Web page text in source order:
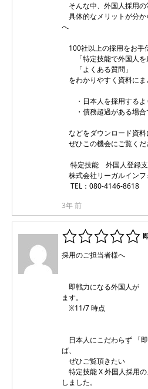
そんな中、外国人採用の
具体的なメリットが分か
へ
100社以上の採用をお手
「特定技能で外国人を
「よくある質問」
をわかりやすく資料にま
・日本人を採用するよ
・債務超過がある場合
などをダウンロード資料
ぜひこの機会にご覧くだ
特定技能 外国人登録支
株式会社リーガルインフ
TEL：080-4146-8618
3年 前
採用のご担当者様へ
即戦力になる外国人が
ます。
※11/7 時点
日本人にこだわらず 「
ば、
ぜひご覧頂きたい
特定技能 X 外国人採用
しました。